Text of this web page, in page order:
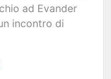
ad Evander
incontro di